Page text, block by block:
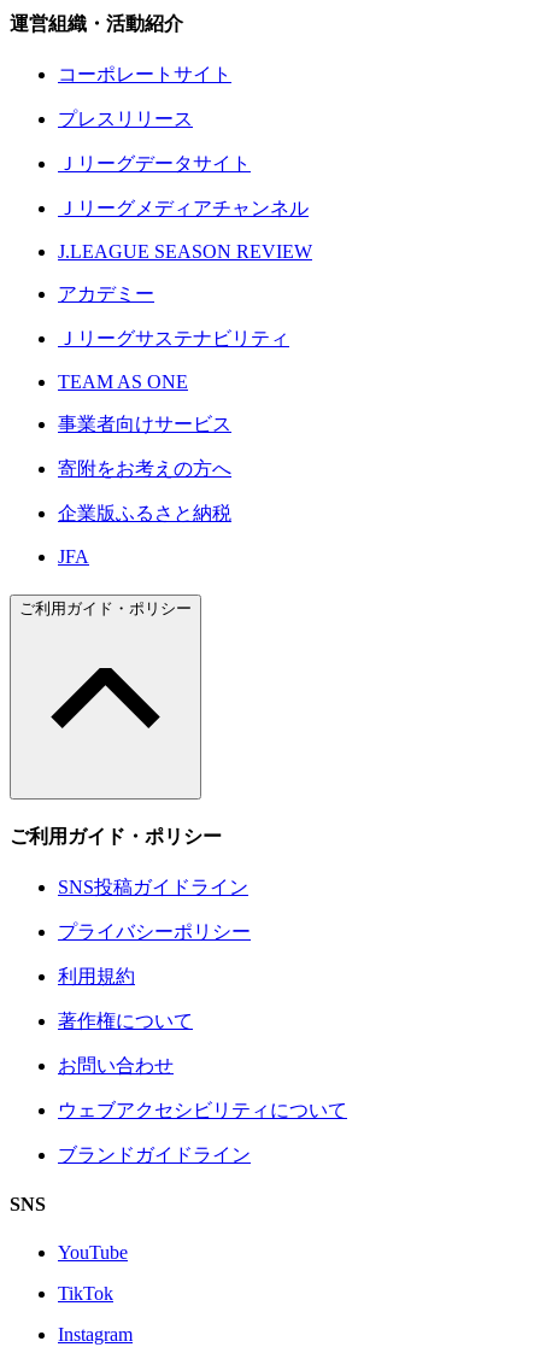
運営組織・活動紹介
コーポレートサイト
プレスリリース
Ｊリーグデータサイト
Ｊリーグメディアチャンネル
J.LEAGUE SEASON REVIEW
アカデミー
Ｊリーグサステナビリティ
TEAM AS ONE
事業者向けサービス
寄附をお考えの方へ
企業版ふるさと納税
JFA
ご利用ガイド・ポリシー
ご利用ガイド・ポリシー
SNS投稿ガイドライン
プライバシーポリシー
利用規約
著作権について
お問い合わせ
ウェブアクセシビリティについて
ブランドガイドライン
SNS
YouTube
TikTok
Instagram